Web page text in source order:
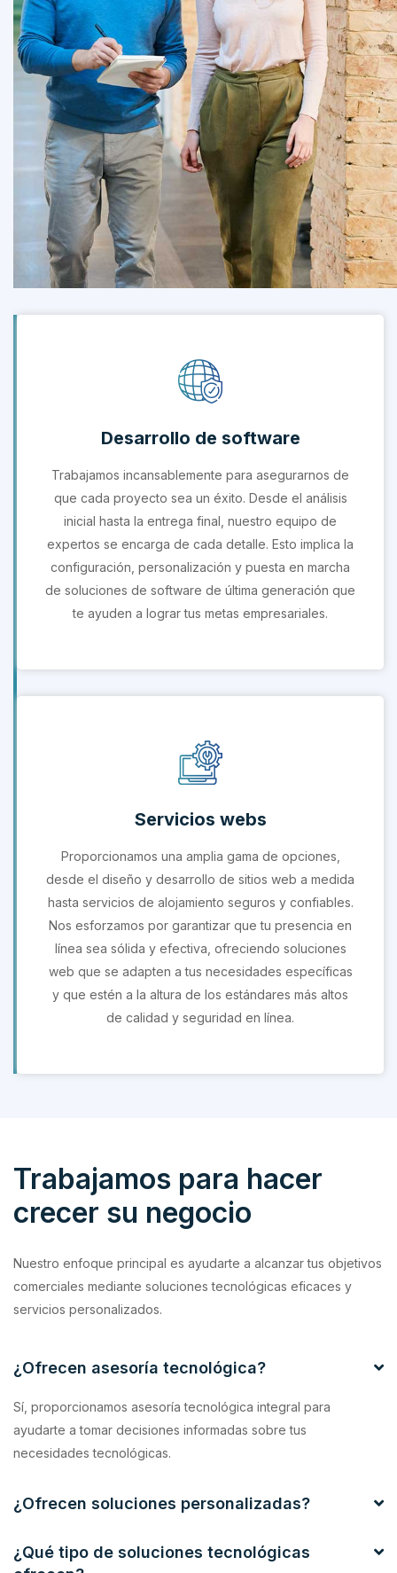
Desarrollo de software
Trabajamos incansablemente para asegurarnos de
que cada proyecto sea un éxito. Desde el análisis
inicial hasta la entrega final, nuestro equipo de
expertos se encarga de cada detalle. Esto implica la
configuración, personalización y puesta en marcha
de soluciones de software de última generación que
te ayuden a lograr tus metas empresariales.
Servicios webs
Proporcionamos una amplia gama de opciones,
desde el diseño y desarrollo de sitios web a medida
hasta servicios de alojamiento seguros y confiables.
Nos esforzamos por garantizar que tu presencia en
línea sea sólida y efectiva, ofreciendo soluciones
web que se adapten a tus necesidades específicas
y que estén a la altura de los estándares más altos
de calidad y seguridad en línea.
Trabajamos para hacer
crecer su negocio
Nuestro enfoque principal es ayudarte a alcanzar tus objetivos
comerciales mediante soluciones tecnológicas eficaces y
servicios personalizados.
¿Ofrecen asesoría tecnológica?
Sí, proporcionamos asesoría tecnológica integral para
ayudarte a tomar decisiones informadas sobre tus
necesidades tecnológicas.
¿Ofrecen soluciones personalizadas?
¿Qué tipo de soluciones tecnológicas